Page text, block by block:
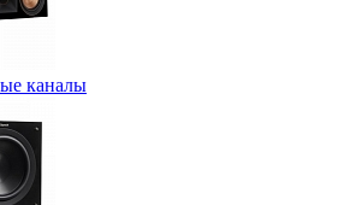
каналы